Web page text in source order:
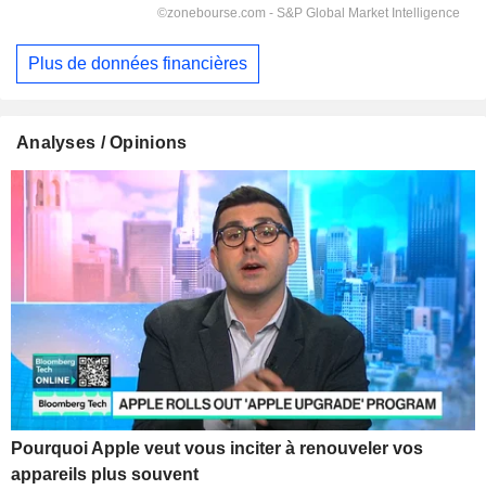
Plus de données financières
Analyses / Opinions
Pourquoi Apple veut vous inciter à renouveler vos
appareils plus souvent